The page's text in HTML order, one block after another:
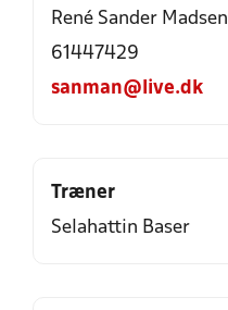
René Sander Madsen
61447429
sanman@live.dk
Træner
Selahattin Baser